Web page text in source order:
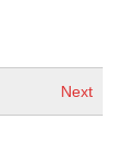
Next